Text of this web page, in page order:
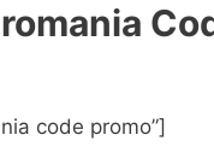
code promo”]